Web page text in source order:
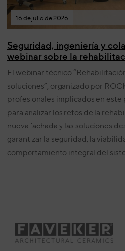
16 de julio de 2026
Seguridad, ingeniería y
webinar sobre la
El webinar técnico
soluciones”, organizado por
profesionales implicados en
para analizar los retos de la
nueva fachada y las soluciones
garantizar la seguridad, la
comportamiento integral del